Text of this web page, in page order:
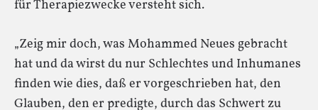
für Therapiezwecke versteht sich.
„Zeig mir doch, was Mohammed Neues gebracht
hat und da wirst du nur Schlechtes und Inhumanes
finden wie dies, daß er vorgeschrieben hat, den
Glauben, den er predigte, durch das Schwert zu